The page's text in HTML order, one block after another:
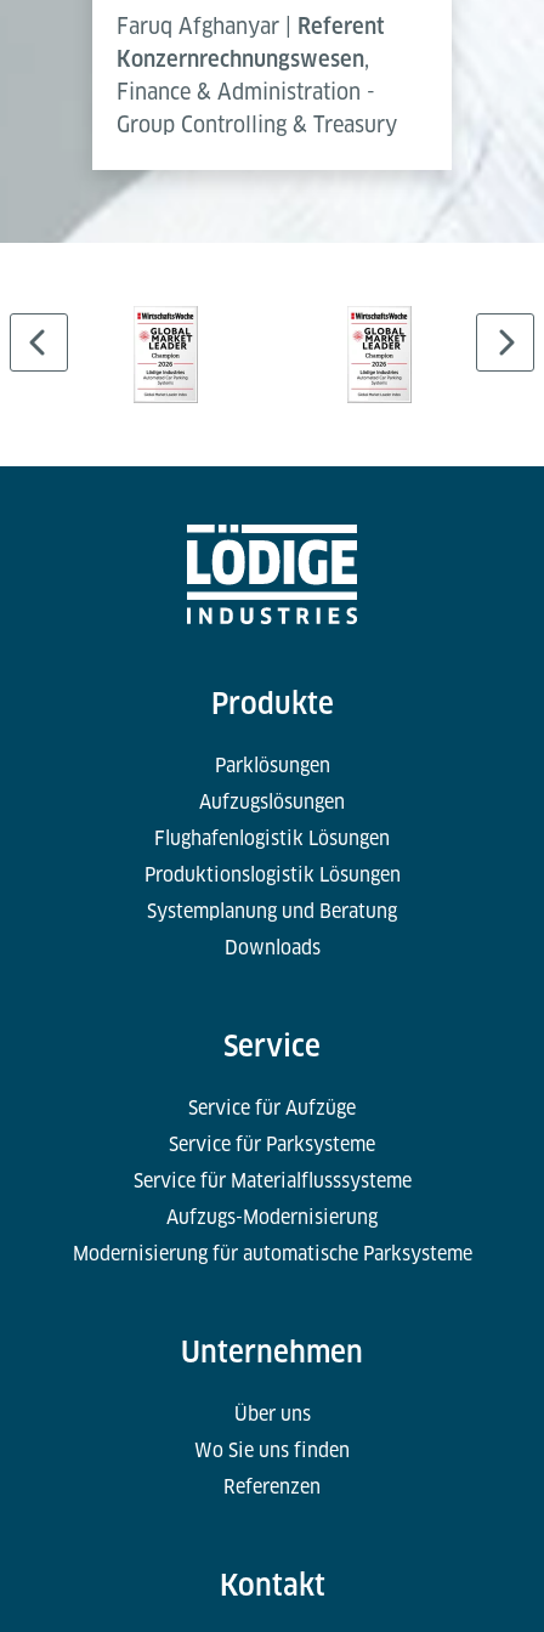
Faruq Afghanyar |
Referent
Konzernrechnungswesen,
Finance & Administration -
Group Controlling & Treasury
Produkte
Parklösungen
Aufzugslösungen
Flughafenlogistik Lösungen
Produktionslogistik Lösungen
Systemplanung und Beratung
Downloads
Service
Service für Aufzüge
Service für Parksysteme
Service für Materialflusssysteme
Aufzugs-Modernisierung
Modernisierung für automatische Parksysteme
Unternehmen
Über uns
Wo Sie uns finden
Referenzen
Kontakt